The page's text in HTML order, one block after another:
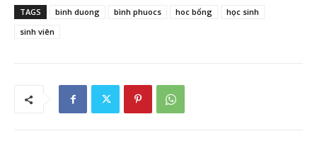
TAGS binh duong bình phuocs hoc bổng
học sinh
sinh viên